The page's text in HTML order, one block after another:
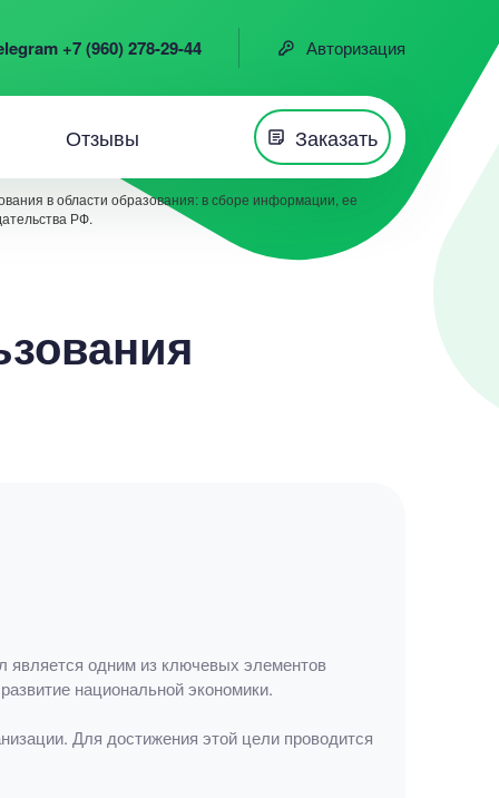
+7 (960) 278-29-44 Авторизация
Отзывы Заказать
в области образования: в сборе информации, ее
РФ.
является одним из ключевых элементов
национальной экономики.
Для достижения этой цели проводится